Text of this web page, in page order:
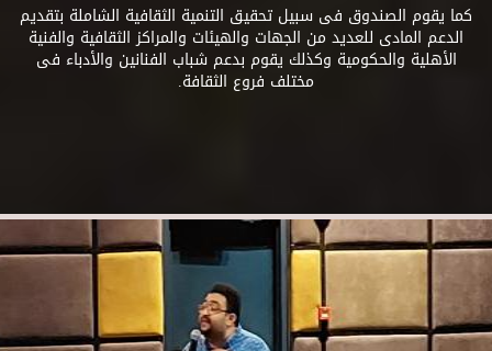
كما يقوم الصندوق فى سبيل تحقيق التنمية الثقافية الشاملة بتقديم
الدعم المادى للعديد من الجهات والهيئات والمراكز الثقافية والفنية
الأهلية والحكومية وكذلك يقوم بدعم شباب الفنانين والأدباء فى
مختلف فروع الثقافة.